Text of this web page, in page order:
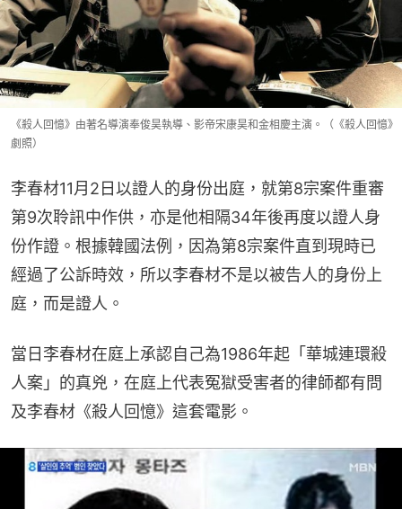
《殺人回憶》由著名導演奉俊昊執導、影帝宋康昊和金相慶主演。（《殺人回憶》
劇照）
李春材11月2日以證人的身份出庭，就第8宗案件重審
第9次聆訊中作供，亦是他相隔34年後再度以證人身
份作證。根據韓國法例，因為第8宗案件直到現時已
經過了公訴時效，所以李春材不是以被告人的身份上
庭，而是證人。
當日李春材在庭上承認自己為1986年起「華城連環殺
人案」的真兇，在庭上代表冤獄受害者的律師都有問
及李春材《殺人回憶》這套電影。